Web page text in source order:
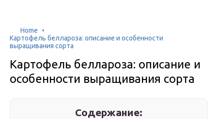
Home
Картофель беллароза: описание и особенности
выращивания сорта
Картофель беллароза: описание и
особенности выращивания сорта
Содержание: